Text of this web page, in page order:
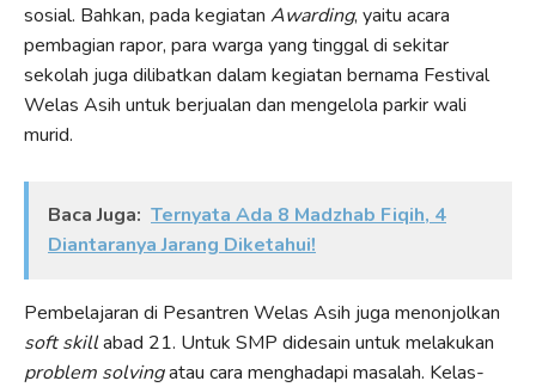
sosial. Bahkan, pada kegiatan Awarding, yaitu acara
pembagian rapor, para warga yang tinggal di sekitar
sekolah juga dilibatkan dalam kegiatan bernama Festival
Welas Asih untuk berjualan dan mengelola parkir wali
murid.
Baca Juga: Ternyata Ada 8 Madzhab Fiqih, 4
Diantaranya Jarang Diketahui!
Pembelajaran di Pesantren Welas Asih juga menonjolkan
soft skillabad 21. Untuk SMP didesain untuk melakukan
problem solvingatau cara menghadapi masalah. Kelas-